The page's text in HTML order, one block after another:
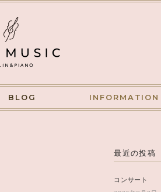
BLOG INFORMATION
最近の投稿
コンサート